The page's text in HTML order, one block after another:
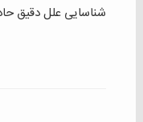
شناسایی علل دقیق